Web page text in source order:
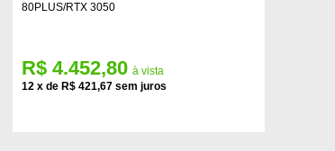
80PLUS/RTX 3050
12 x de R$ 421,67
R$ 4.452,80